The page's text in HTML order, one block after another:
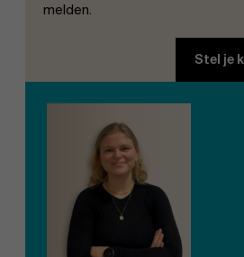
melden.
Stel je